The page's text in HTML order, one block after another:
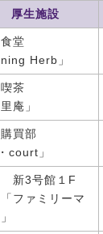
厚生施設
堂
Herb」
茶
庵」
買部
court」
新3号館１F
ファミリーマ